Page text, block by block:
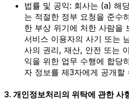
법률 및 공익: 회사는 (a) 해
는 적절한 정부 요청을 준수
한 부상 위기에 처한 사람을
서비스 이용자의 사기 또는
사의 권리, 재산, 안전 또는
익을 위한 업무 수행에 합당
자 정보를 제3자에게 공개할
3. 개인정보처리의 위탁에 관한 사